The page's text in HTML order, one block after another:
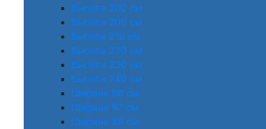
Высота 200 см
Высота 205 см
Высота 210 см
Высота 220 см
Высота 230 см
Высота 240 см
Ширина 86 см
Ширина 87 см
Ширина 88 см